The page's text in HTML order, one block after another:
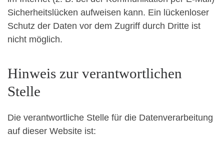
Sicherheitslücken aufweisen kann. Ein lückenloser
Schutz der Daten vor dem Zugriff durch Dritte ist
nicht möglich.
Hinweis zur verantwortlichen
Stelle
Die verantwortliche Stelle für die Datenverarbeitung
auf dieser Website ist: